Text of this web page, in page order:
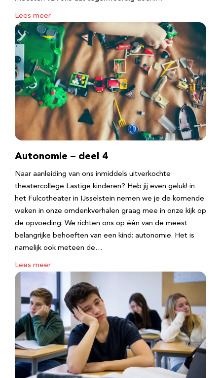
Lees meer
Autonomie – deel 4
Naar aanleiding van ons inmiddels uitverkochte
theatercollege Lastige kinderen? Heb jij even geluk! in
het Fulcotheater in IJsselstein nemen we je de komende
weken in onze omdenkverhalen graag mee in onze kijk op
de opvoeding. We richten ons op één van de meest
belangrijke behoeften van een kind: autonomie. Het is
namelijk ook meteen de…
Lees meer